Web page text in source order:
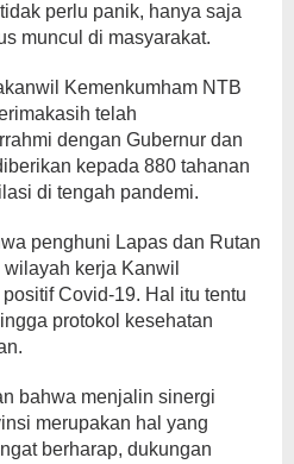
perlu panik, hanya saja
muncul di masyarakat.
Kemenkumham NTB
telah
dengan Gubernur dan
kepada 880 tahanan
di tengah pandemi.
penghuni Lapas dan Rutan
kerja Kanwil
Covid-19. Hal itu tentu
protokol kesehatan
bahwa menjalin sinergi
merupakan hal yang
berharap, dukungan